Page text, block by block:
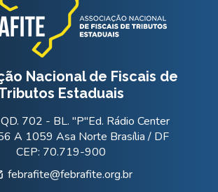
Nacional de Fiscais de
Estaduais
702 - BL. "P"Ed. Rádio Center
A 1059 Asa Norte Brasília / DF
CEP: 70.719-900
febrafite@febrafite.org.br